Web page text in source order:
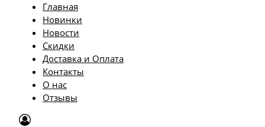
Главная
Новинки
Новости
Скидки
Доставка и Оплата
Контакты
О нас
Отзывы